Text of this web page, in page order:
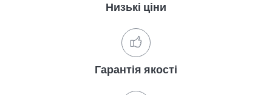
Низькі ціни
Гарантія якості